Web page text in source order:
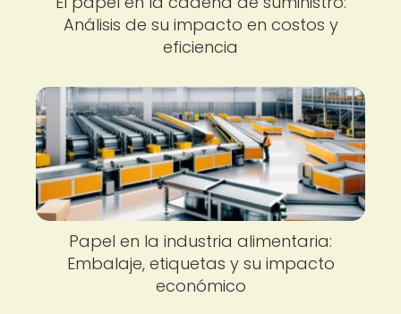
Análisis de su impacto en costos y
eficiencia
Papel en la industria alimentaria:
Embalaje, etiquetas y su impacto
económico